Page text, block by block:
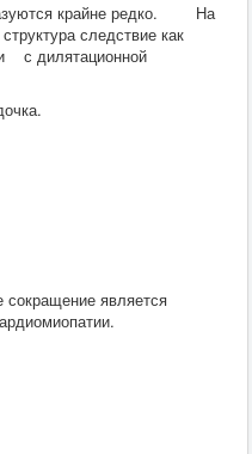
крайне редко. На
следствие как
с дилятационной
является